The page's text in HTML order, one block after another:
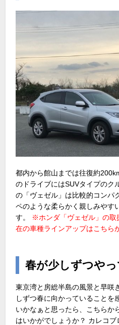
都内から館山までは往復約
のドライブにはSUVタイプのク
の「ヴェゼル」は比較的コンパ
ペのような柔らかく親しみやす
す。
※ホンダ「ヴェゼル」の取
在の車種ラインアップはこちら
春が少しずつや
東京湾と房総半島の風景と早咲
しずつ春に向かっていることを
いかなぁと思ったら、こちらか
はいかがでしょうか？ カレコ